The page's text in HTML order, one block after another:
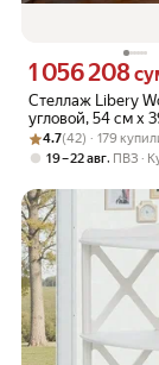
Стеллаж Libery
угловой, 54 см x
100см, белая/
коричневая
Цена 1056208 сум
1 056 208
Рейтинг товара: 4.7
Оценок: (42) · 179
4.7(42) · 179
19 – 22 авг, ПВЗ